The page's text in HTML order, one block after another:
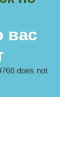
вас
does not